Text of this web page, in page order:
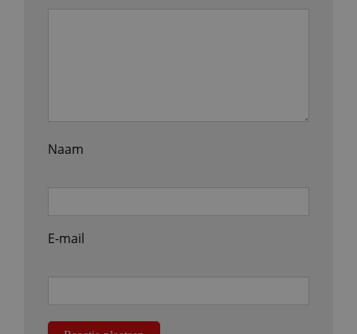
Naam
E-mail